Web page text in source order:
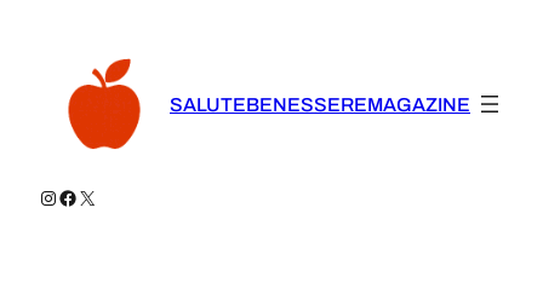
SALUTEBENESSEREMAGAZINE
Instagram
Facebook
X